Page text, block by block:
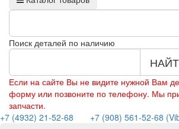
Поиск деталей по наличию
Если на сайте Вы не видите нужной Вам
форму или позвоните по телефону. Мы
запчасти.
+7 (4932) 21-52-68
+7 (908) 561-52-68